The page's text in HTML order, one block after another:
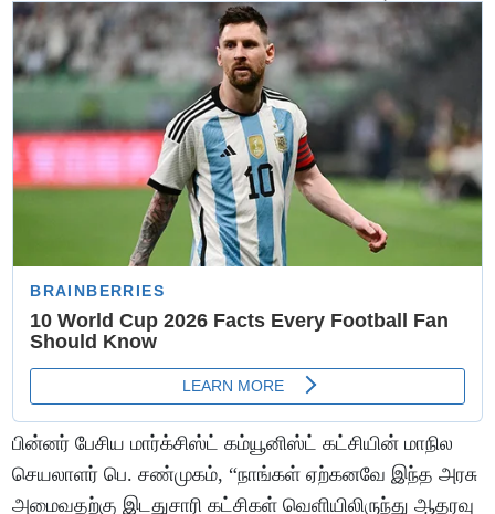
பின்னர் பேசிய மார்க்சிஸ்ட் கம்யூனிஸ்ட் கட்சியின் மாநில
செயலாளர் பெ. சண்முகம், “நாங்கள் ஏற்கனவே இந்த அரசு
அமைவதற்கு இடதுசாரி கட்சிகள் வெளியிலிருந்து ஆதரவு